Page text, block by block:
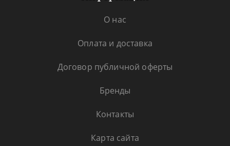
О нас
Оплата и доставка
Договор публичной оферты
Бренды
Контакты
Карта сайта